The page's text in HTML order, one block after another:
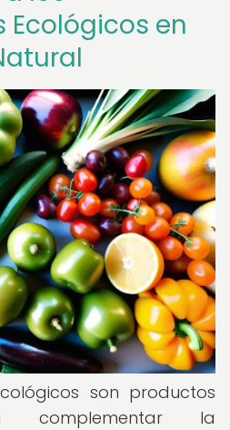
Ecológicos en
son productos
complementar la